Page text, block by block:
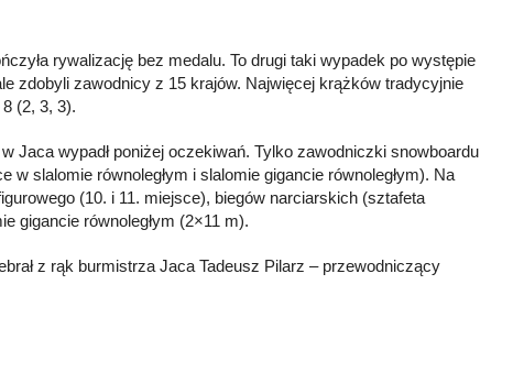
rywalizację bez medalu. To drugi taki wypadek po występie
zdobyli zawodnicy z 15 krajów. Najwięcej krążków tradycyjnie
(2, 3, 3).
Jaca wypadł poniżej oczekiwań. Tylko zawodniczki snowboardu
w slalomie równoległym i slalomie gigancie równoległym). Na
(10. i 11. miejsce), biegów narciarskich (sztafeta
gigancie równoległym (2×11 m).
z rąk burmistrza Jaca Tadeusz Pilarz – przewodniczący